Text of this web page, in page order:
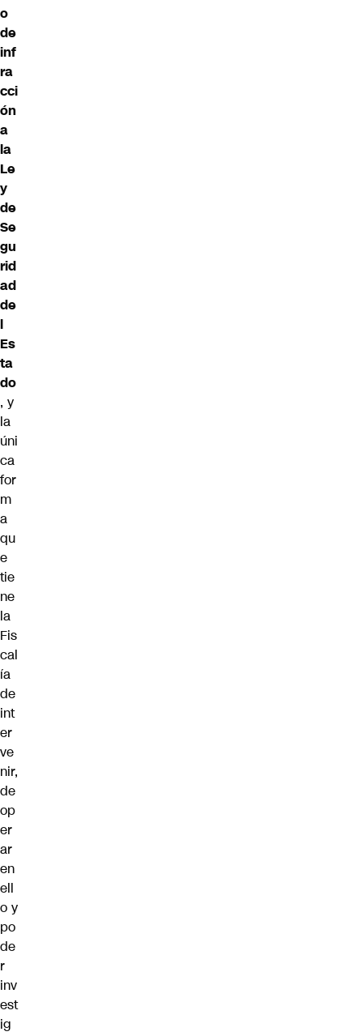
o
de
inf
ra
cci
ón
a
la
Le
y
de
Se
gu
rid
ad
de
l
Es
ta
do
, y
la
úni
ca
for
m
a
qu
e
tie
ne
la
Fis
cal
ía
de
int
er
ve
nir,
de
op
er
ar
en
ell
o y
po
de
r
inv
est
ig